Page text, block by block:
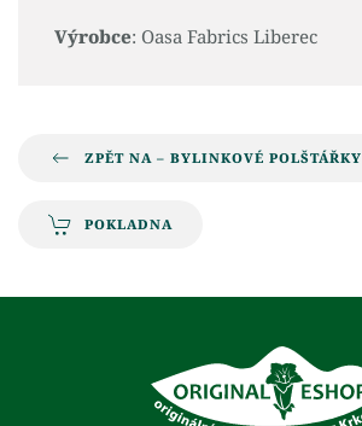
Výrobce: Oasa Fabrics Liberec
ZPĚT NA – BYLINKOVÉ POLŠTÁŘKY
POKLADNA